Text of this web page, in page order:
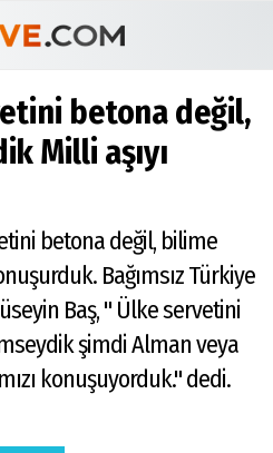
Köşe
Yazarları
Foto
Etkinlikler
İletişim
betona değil,
Milli aşıyı
betona değil, bilime
Bağımsız Türkiye
Baş, " Ülke servetini
şimdi Alman veya
konuşuyorduk." dedi.